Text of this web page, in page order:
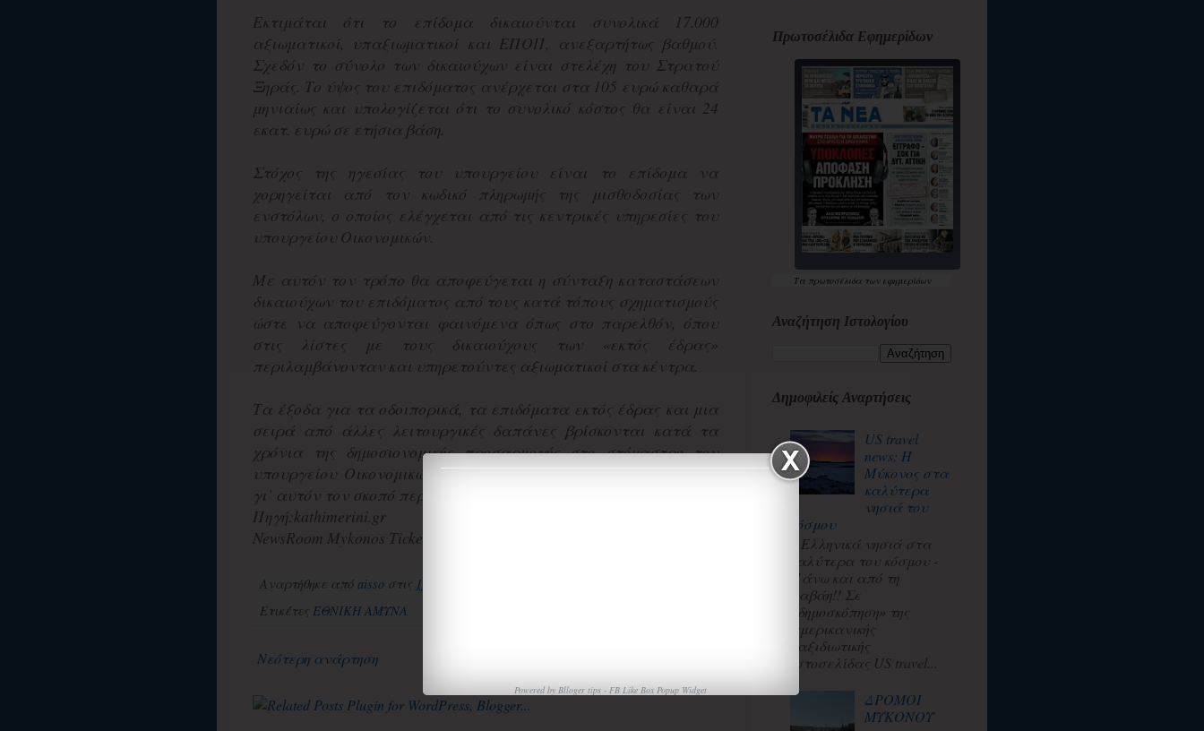
Εκτιμάται ότι το επίδομα δικαιούνται συνολικά 17.000
αξιωματικοί, υπαξιωματικοί και ΕΠΟΠ, ανεξαρτήτως βαθμού.
Σχεδόν το σύνολο των δικαιούχων είναι στελέχη του Στρατού
Ξηράς. Το ύψος του επιδόματος ανέρχεται στα 105 ευρώ καθαρά
μηνιαίως και υπολογίζεται ότι το συνολικό κόστος θα είναι 24
εκατ. ευρώ σε ετήσια βάση.
Στόχος της ηγεσίας του υπουργείου είναι το επίδομα να
χορηγείται από τον κωδικό πληρωμής της μισθοδοσίας των
ενστόλων, ο οποίος ελέγχεται από τις κεντρικές υπηρεσίες του
υπουργείου Οικονομικών.
Με αυτόν τον τρόπο θα αποφεύγεται η σύνταξη καταστάσεων
δικαιούχων του επιδόματος από τους κατά τόπους σχηματισμούς
ώστε να αποφεύγονται φαινόμενα όπως στο παρελθόν, όπου
στις λίστες με τους δικαιούχους των «εκτός έδρας»
περιλαμβάνονταν και υπηρετούντες αξιωματικοί στα κέντρα.
Τα έξοδα για τα οδοιπορικά, τα επιδόματα εκτός έδρας και μια
σειρά από άλλες λειτουργικές δαπάνες βρίσκονται κατά τα
χρόνια της δημοσιονομικής προσαρμογής στο στόχαστρο του
υπουργείου Οικονομικών, καθώς κάθε χρόνο προϋπολογίζονται
γι’ αυτόν τον σκοπό περίπου 200 εκατ. ευρώ.
Πηγή:kathimerini.gr
NewsRoom Mykonos Ticker
Αναρτήθηκε από aisso στις 1:10:00 μ.μ.
Ετικέτες ΕΘΝΙΚΗ ΑΜΥΝΑ
Νεότερη ανάρτηση
Powered byBlloger tips -FB Like Box Popup Widget
Πρωτοσέλιδα Εφημερίδων
Τα πρωτοσέλιδατων εφημερίδων
Αναζήτηση Ιστολογίου
Δημοφιλείς Αναρτήσεις
US travel
news: Η
Μύκονος στα
καλύτερα
νησιά του
κόσμου
3 Ελληνικά νησιά στα
καλύτερα του κόσμου -
Πάνω και από τη
Χαβάη!! Σε
«δημοσκόπηση» της
αμερικανικής
ταξιδιωτικής
ιστοσελίδας US travel...
ΔΡΟΜΟΙ
ΜΥΚΟΝΟΥ